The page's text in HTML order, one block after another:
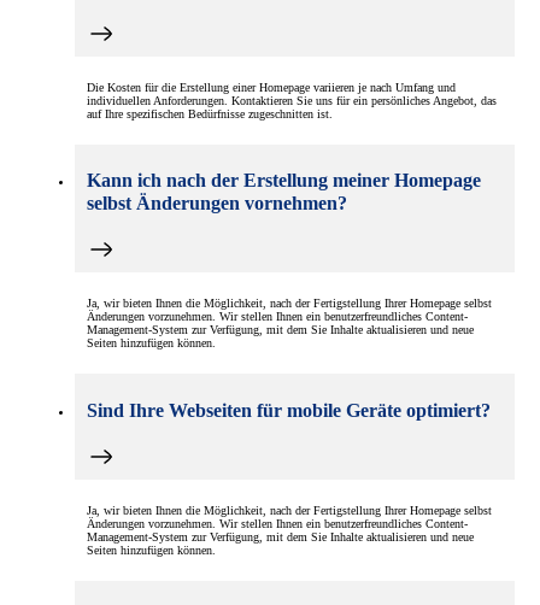
Die Kosten für die Erstellung einer Homepage variieren je nach Umfang und
individuellen Anforderungen. Kontaktieren Sie uns für ein persönliches Angebot, das
auf Ihre spezifischen Bedürfnisse zugeschnitten ist.
Kann ich nach der Erstellung meiner Homepage
selbst Änderungen vornehmen?
Ja, wir bieten Ihnen die Möglichkeit, nach der Fertigstellung Ihrer Homepage selbst
Änderungen vorzunehmen. Wir stellen Ihnen ein benutzerfreundliches Content-
Management-System zur Verfügung, mit dem Sie Inhalte aktualisieren und neue
Seiten hinzufügen können.
Sind Ihre Webseiten für mobile Geräte optimiert?
Ja, wir bieten Ihnen die Möglichkeit, nach der Fertigstellung Ihrer Homepage selbst
Änderungen vorzunehmen. Wir stellen Ihnen ein benutzerfreundliches Content-
Management-System zur Verfügung, mit dem Sie Inhalte aktualisieren und neue
Seiten hinzufügen können.